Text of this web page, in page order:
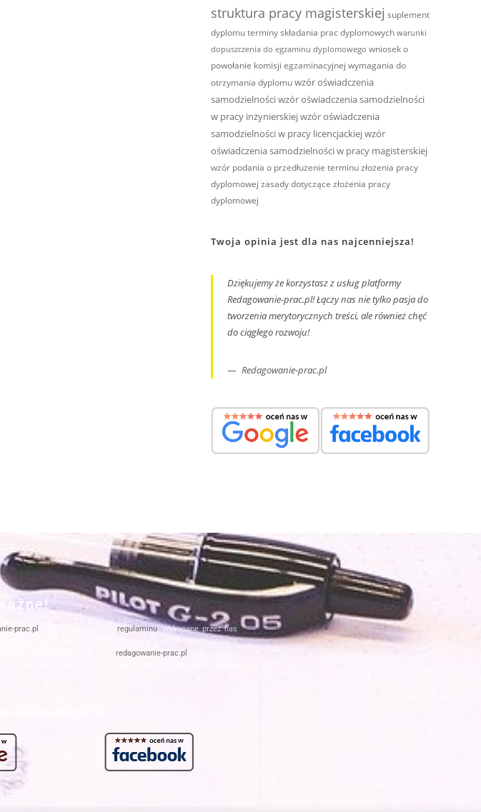
struktura pracy magisterskiej suplement
dyplomuterminy składania prac dyplomowych warunki
dopuszczenia do egzaminu dyplomowego wniosek o
powołanie komisji egzaminacyjnej wymagania do
otrzymania dyplomuwzór oświadczenia
samodzielnościwzór oświadczenia samodzielności
w pracy inżynierskiejwzór oświadczenia
samodzielności w pracy licencjackiejwzór
oświadczenia samodzielności w pracy magisterskiej
wzór podania o przedłużenie terminu złożenia pracy
dyplomowej zasady dotyczące złożenia pracy
dyplomowej
Twoja opinia jest dla nas najcenniejsza!
Dziękujemy że korzystasz z usług platformy
Redagowanie-prac.pl! Łączy nas nie tylko pasja do
tworzenia merytorycznych treści, ale również chęć
do ciągłego rozwoju!
Redagowanie-prac.pl
prac.pl regulaminu. Wykonane przez nas
mogą być wykorzystane wyłącznie w sposób nienaruszający
redagowanie-prac.pl
użytkowanie oraz sposób wykorzystania.
NAJCENNIEJSZA!